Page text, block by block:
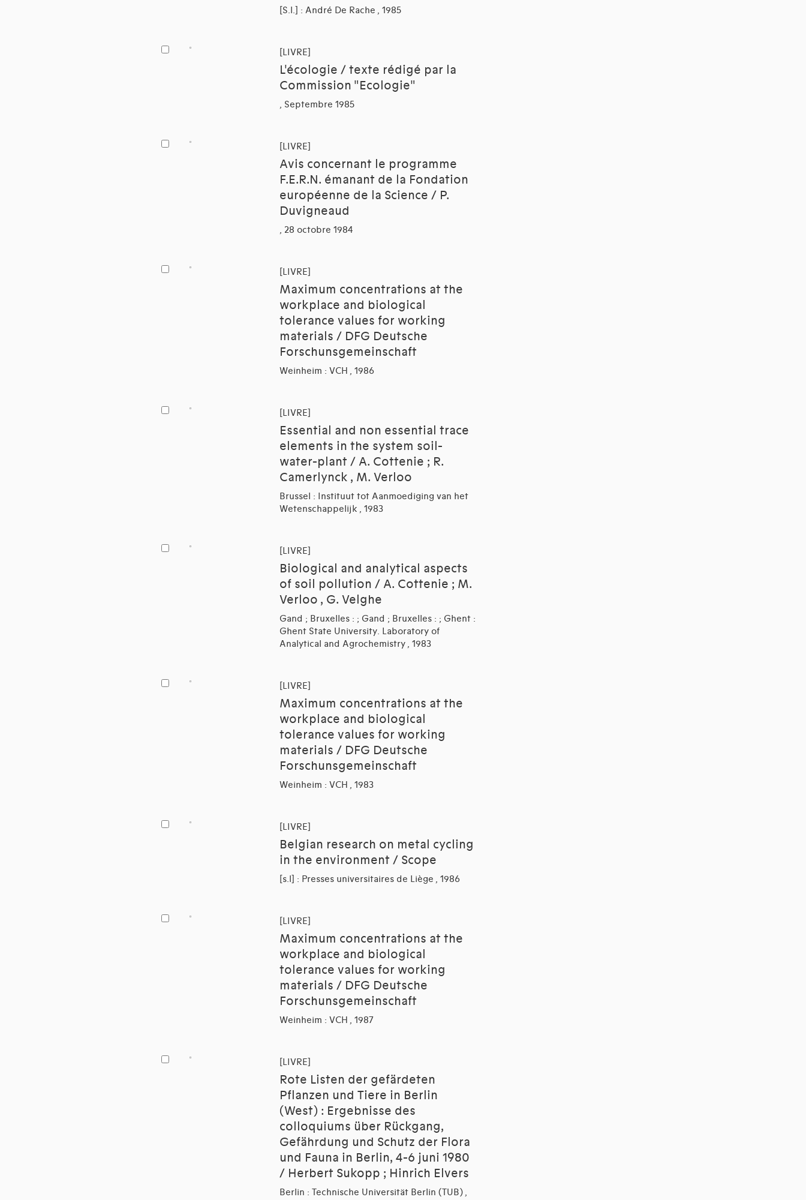
[S.l.] : André De Rache , 1985
[LIVRE]
L'écologie / texte rédigé par la
Commission "Ecologie"
, Septembre 1985
[LIVRE]
Avis concernant le programme
F.E.R.N. émanant de la Fondation
européenne de la Science / P.
Duvigneaud
, 28 octobre 1984
[LIVRE]
Maximum concentrations at the
workplace and biological
tolerance values for working
materials / DFG Deutsche
Forschunsgemeinschaft
Weinheim : VCH , 1986
[LIVRE]
Essential and non essential trace
elements in the system soil-
water-plant / A. Cottenie ; R.
Camerlynck , M. Verloo
Brussel : Instituut tot Aanmoediging van het
Wetenschappelijk , 1983
[LIVRE]
Biological and analytical aspects
of soil pollution / A. Cottenie ; M.
Verloo , G. Velghe
Gand ; Bruxelles : ; Gand ; Bruxelles : ; Ghent :
Ghent State University. Laboratory of
Analytical and Agrochemistry , 1983
[LIVRE]
Maximum concentrations at the
workplace and biological
tolerance values for working
materials / DFG Deutsche
Forschunsgemeinschaft
Weinheim : VCH , 1983
[LIVRE]
Belgian research on metal cycling
in the environment / Scope
[s.l] : Presses universitaires de Liège , 1986
[LIVRE]
Maximum concentrations at the
workplace and biological
tolerance values for working
materials / DFG Deutsche
Forschunsgemeinschaft
Weinheim : VCH , 1987
[LIVRE]
Rote Listen der gefärdeten
Pflanzen und Tiere in Berlin
(West) : Ergebnisse des
colloquiums über Rückgang,
Gefährdung und Schutz der Flora
und Fauna in Berlin, 4-6 juni 1980
/ Herbert Sukopp ; Hinrich Elvers
Berlin : Technische Universität Berlin (TUB) ,